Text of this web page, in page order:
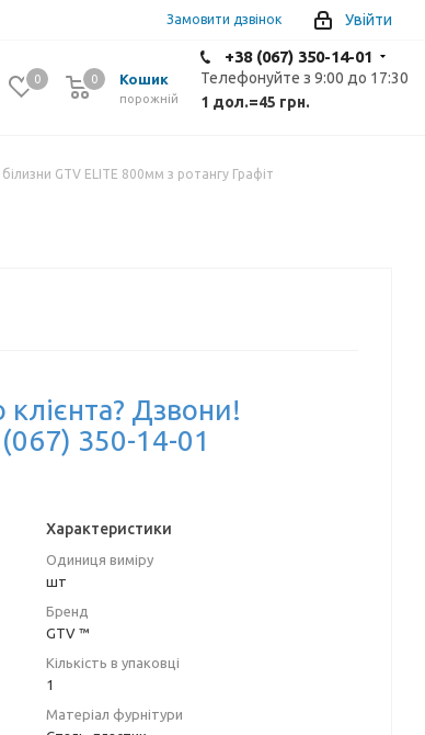
Увійти
Замовити дзвінок
+38 (067) 350-14-01
Телефонуйте з 9:00 до 17:30
1 дол.=45 грн.
0 Кошик
0
порожній
0
GTV ELITE 800мм з ротангу Графіт
клієнта? Дзвони!
350-14-01
Характеристики
Одиниця виміру
шт
Бренд
GTV ™
Кількість в упаковці
1
Матеріал фурнітури